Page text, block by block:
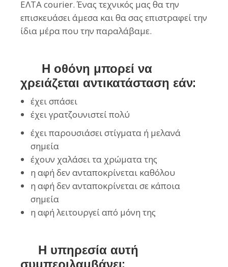
ΕΛΤΑ courier. Ένας τεχνικός μας θα την
επισκευάσει άμεσα και θα σας επιστραφεί την
ίδια μέρα που την παραλάβαμε.
Η οθόνη μπορεί να
χρειάζεται αντικατάσταση εάν:
έχει σπάσει
έχει γρατζουνιστεί πολύ
έχει παρουσιάσει στίγματα ή μελανά
σημεία
έχουν χαλάσει τα χρώματα της
η αφή δεν ανταποκρίνεται καθόλου
η αφή δεν ανταποκρίνεται σε κάποια
σημεία
η αφή λειτουργεί από μόνη της
Η υπηρεσία αυτή